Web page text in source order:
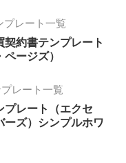
プレート一覧
契約書テンプレート
ページズ）
レート一覧
プレート（エクセ
ーズ）シンプルホワ